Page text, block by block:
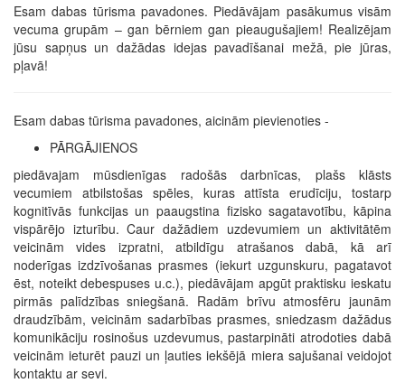
Esam dabas tūrisma pavadones. Piedāvājam pasākumus visām
vecuma grupām – gan bērniem gan pieaugušajiem! Realizējam
jūsu sapņus un dažādas idejas pavadīšanai mežā, pie jūras,
pļavā!
Esam dabas tūrisma pavadones, aicinām pievienoties -
PĀRGĀJIENOS
piedāvajam mūsdienīgas radošās darbnīcas, plašs klāsts
vecumiem atbilstošas spēles, kuras attīsta erudīciju, tostarp
kognitīvās funkcijas un paaugstina fizisko sagatavotību, kāpina
vispārējo izturību. Caur dažādiem uzdevumiem un aktivitātēm
veicinām vides izpratni, atbildīgu atrašanos dabā, kā arī
noderīgas izdzīvošanas prasmes (iekurt uzgunskuru, pagatavot
ēst, noteikt debespuses u.c.), piedāvājam apgūt praktisku ieskatu
pirmās palīdzības sniegšanā. Radām brīvu atmosfēru jaunām
draudzībām, veicinām sadarbības prasmes, sniedzasm dažādus
komunikāciju rosinošus uzdevumus, pastarpināti atrodoties dabā
veicinām ieturēt pauzi un ļauties iekšējā miera sajušanai veidojot
kontaktu ar sevi.